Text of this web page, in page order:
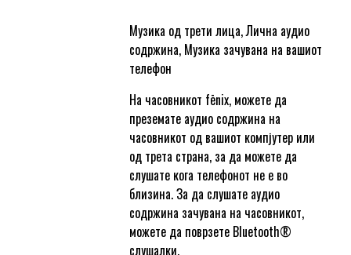
Музика од трети лица, Лична аудио
содржина, Музика зачувана на вашиот
телефон
На часовникот fēnix, можете да
преземате аудио содржина на
часовникот од вашиот компјутер или
од трета страна, за да можете да
слушате кога телефонот не е во
близина. За да слушате аудио
содржина зачувана на часовникот,
можете да поврзете Bluetooth®
слушалки.